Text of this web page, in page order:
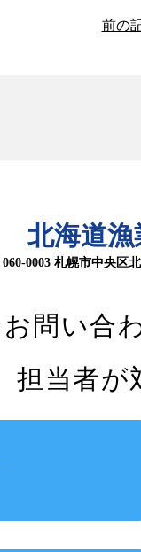
前の
北海道
060-0003 札幌市中央区
問い合
担当者が